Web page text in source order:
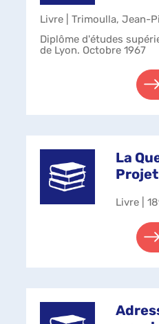
Livre | Trimoulla, Jean-
Diplôme d'études
de Lyon. Octobre 1967
La
Livre |